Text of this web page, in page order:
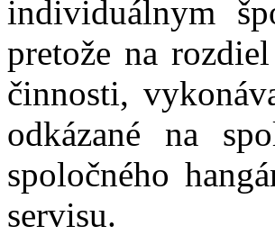
individuálnym
pretože na
činnosti,
odkázané na
spoločného
servisu.